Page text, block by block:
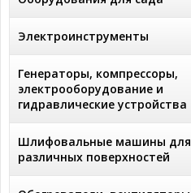
Электроинструменты
Генераторы, компрессоры,
электрооборудование и
гидравлические устройства
Шлифовальные машины для
различных поверхностей